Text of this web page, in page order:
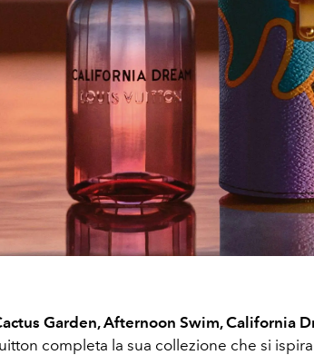
Garden, Afternoon Swim, California
completa la sua collezione che si